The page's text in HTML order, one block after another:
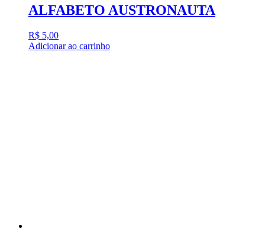
ALFABETO AUSTRONAUTA
R$ 5,00
Adicionar ao carrinho